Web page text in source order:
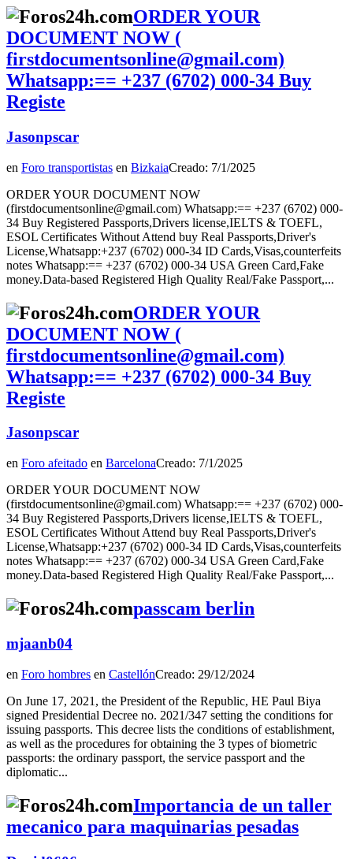
ORDER YOUR
DOCUMENT NOW (
firstdocumentsonline@gmail.com)
Whatsapp:== +237 (6702) 000‑34 Buy
Registe
Jasonpscar
en Foro transportistas en BizkaiaCreado: 7/1/2025
ORDER YOUR DOCUMENT NOW
(firstdocumentsonline@gmail.com) Whatsapp:== +237 (6702) 000-
34 Buy Registered Passports,Drivers license,IELTS & TOEFL,
ESOL Certificates Without Attend buy Real Passports,Driver's
License,Whatsapp:+237 (6702) 000-34 ID Cards,Visas,counterfeits
notes Whatsapp:== +237 (6702) 000-34 USA Green Card,Fake
money.Data-based Registered High Quality Real/Fake Passport,...
ORDER YOUR
DOCUMENT NOW (
firstdocumentsonline@gmail.com)
Whatsapp:== +237 (6702) 000‑34 Buy
Registe
Jasonpscar
en Foro afeitado en BarcelonaCreado: 7/1/2025
ORDER YOUR DOCUMENT NOW
(firstdocumentsonline@gmail.com) Whatsapp:== +237 (6702) 000-
34 Buy Registered Passports,Drivers license,IELTS & TOEFL,
ESOL Certificates Without Attend buy Real Passports,Driver's
License,Whatsapp:+237 (6702) 000-34 ID Cards,Visas,counterfeits
notes Whatsapp:== +237 (6702) 000-34 USA Green Card,Fake
money.Data-based Registered High Quality Real/Fake Passport,...
passcam berlin
mjaanb04
en Foro hombres en CastellónCreado: 29/12/2024
On June 17, 2021, the President of the Republic, HE Paul Biya
signed Presidential Decree no. 2021/347 setting the conditions for
issuing passports. This decree lists the conditions of establishment,
as well as the procedures for obtaining the 3 types of biometric
passports: the ordinary passport, the service passport and the
diplomatic...
Importancia de un taller
mecanico para maquinarias pesadas